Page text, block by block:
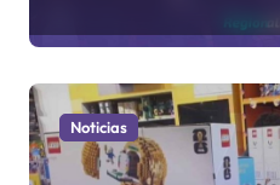
de Valparaíso
Noticias